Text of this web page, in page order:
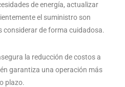
de energía, actualizar
el suministro son
considerar de forma cuidadosa.
la reducción de costos a
garantiza una operación más
plazo.